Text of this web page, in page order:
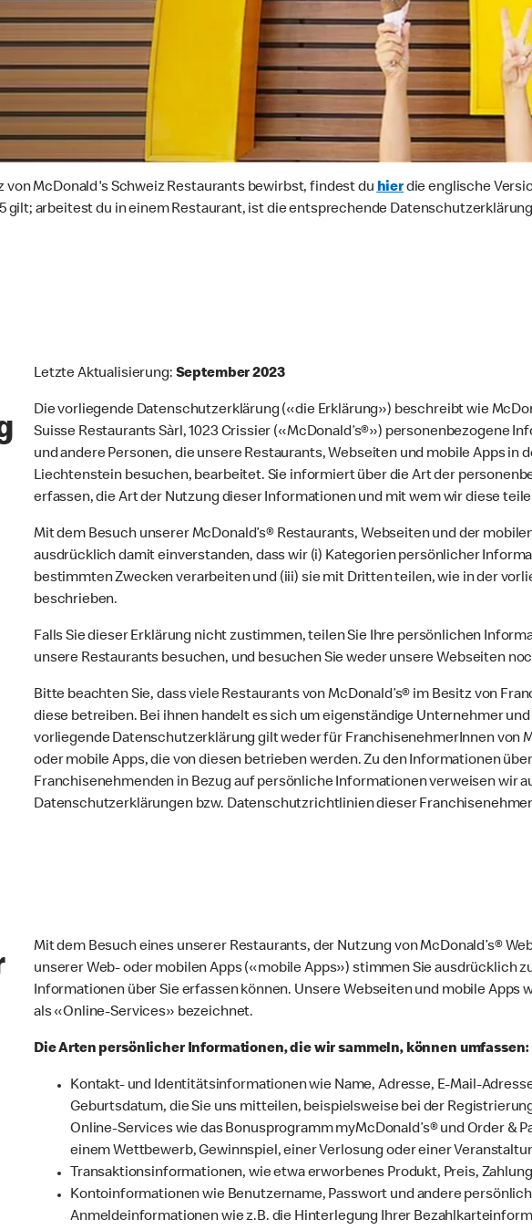
McDonald's Schweiz Restaurants bewirbst, findest du hierdie englische
gilt; arbeitest du in einem Restaurant, ist die entsprechende Datenschutzerklärung
Letzte Aktualisierung: September 2023
Die vorliegende Datenschutzerklärung («die Erklärung») beschreibt wie
Suisse Restaurants Sàrl, 1023 Crissier («McDonald’s®») personenbezogene
und andere Personen, die unsere Restaurants, Webseiten und mobile Apps in
Liechtenstein besuchen, bearbeitet. Sie informiert über die Art der
erfassen, die Art der Nutzung dieser Informationen und mit wem wir diese
Mit dem Besuch unserer McDonald’s® Restaurants, Webseiten und der
ausdrücklich damit einverstanden, dass wir (i) Kategorien persönlicher
bestimmten Zwecken verarbeiten und (iii) sie mit Dritten teilen, wie in der
beschrieben.
Falls Sie dieser Erklärung nicht zustimmen, teilen Sie Ihre persönlichen
unsere Restaurants besuchen, und besuchen Sie weder unsere Webseiten
Bitte beachten Sie, dass viele Restaurants von McDonald’s® im Besitz von
diese betreiben. Bei ihnen handelt es sich um eigenständige Unternehmer
vorliegende Datenschutzerklärung gilt weder für FranchisenehmerInnen von
oder mobile Apps, die von diesen betrieben werden. Zu den Informationen
Franchisenehmenden in Bezug auf persönliche Informationen verweisen wir
Datenschutzerklärungen bzw. Datenschutzrichtlinien dieser
Mit dem Besuch eines unserer Restaurants, der Nutzung von McDonald’s®
unserer Web- oder mobilen Apps («mobile Apps») stimmen Sie ausdrücklich
Informationen über Sie erfassen können. Unsere Webseiten und mobile Apps
als «Online-Services» bezeichnet.
Die Arten persönlicher Informationen, die wir sammeln, können umfassen:
Kontakt- und Identitätsinformationen wie Name, Adresse, E-Mail-
Geburtsdatum, die Sie uns mitteilen, beispielsweise bei der
Online-Services wie das Bonusprogramm myMcDonald’s® und Order &
einem Wettbewerb, Gewinnspiel, einer Verlosung oder einer
Transaktionsinformationen, wie etwa erworbenes Produkt, Preis,
Kontoinformationen wie Benutzername, Passwort und andere
Anmeldeinformationen wie z.B. die Hinterlegung Ihrer